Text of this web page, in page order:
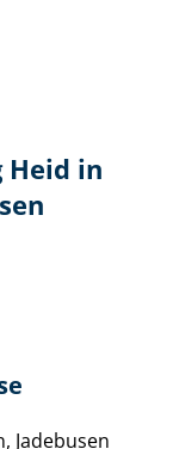
in
Jadebusen